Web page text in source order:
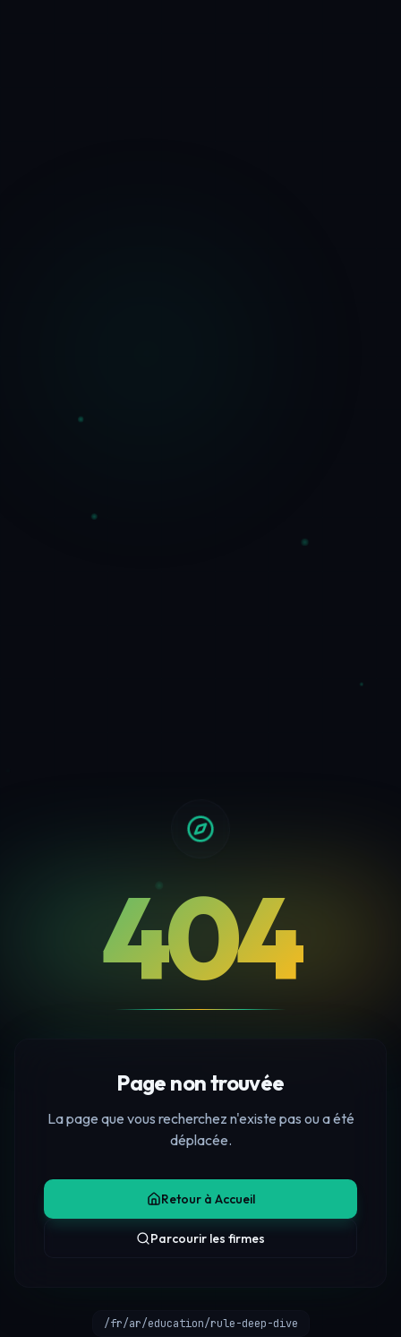
404
Page non trouvée
La page que vous recherchez n'existe pas ou a été
déplacée.
Retour à Accueil
Parcourir les firmes
/fr/ar/education/rule-deep-dive